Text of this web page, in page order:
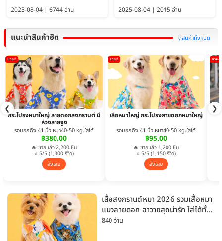
2025-08-04 | 6744 อ่าน 2025-08-04 | 2015 อ่าน
แนะนำสินค้าฮิต ดูสินค้าทั้งหมด
❮ ❯
ขายดี
กระโปรงหมาใหญ่ ลายดอกสงกรานต์ มี
ห่วงสายจูง
รอบอกถึง 41 นิ้ว หมา40-50 kg.ใส่ได้
฿380.00
🔥 ขายแล้ว 2,200 ชิ้น
⭐ 5/5 (1,300 รีวิว)
สั่งเลย
ขายดี
เสื้อหมาใหญ่ กระโปรงลายดอกหมาใหญ่
รอบอกถึง 41 นิ้ว หมา40-50 kg.ใส่ได้
฿95.00
🔥 ขายแล้ว 1,200 ชิ้น
⭐ 5/5 (1,150 รีวิว)
สั่งเลย
ขายดี
เสื้อสงกรานต์หมา 2026 รวมเสื้อหมา
แมวลายดอก ฮาวายสุดน่ารัก ใส่ได้ทั้ง
หมาเล็กและหมาใหญ่
840 อ่าน